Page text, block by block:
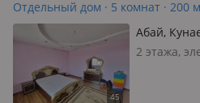
Отдельный дом · 5 комнат · 200
Абай,
2 этажа,